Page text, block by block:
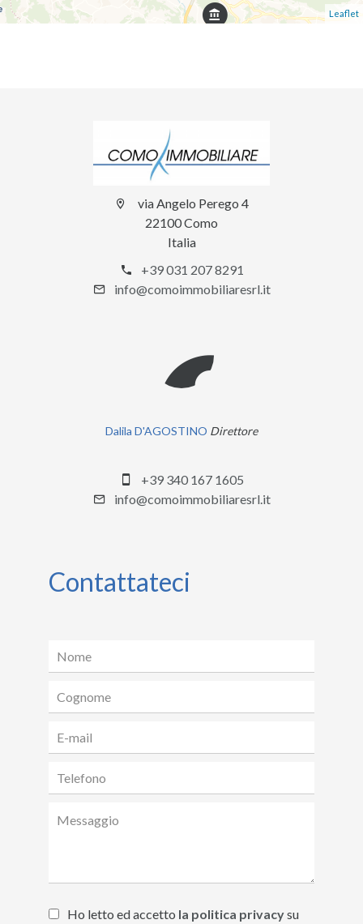
Leaflet
via Angelo Perego 4
22100 Como
Italia
+39 031 207 8291
info@comoimmobiliaresrl.it
Dalila D'AGOSTINO Direttore
+39 340 167 1605
info@comoimmobiliaresrl.it
Contattateci
Ho letto ed accetto la politica privacysu